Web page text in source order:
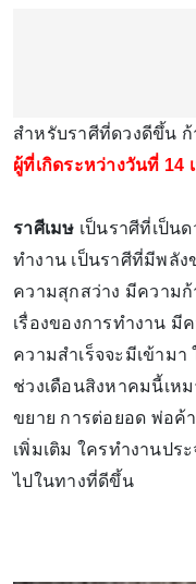
สำหรับราศีที่ดวงดีขึ้น
ผู้ที่เกิดระหว่างวันที่ 14
ราศีเมษ เป็นราศีที่เป็น
ทำงาน เป็นราศีที่มีพลั
ความสุกสว่าง มีความ
เรื่องของการทำงาน มี
ความสำเร็จจะมีเข้าม
ช่วงเดือนสิงหาคมนี้เห
ขยาย การต่อยอด พ่อค้
เพิ่มเติม ใครทำงานปร
ไปในทางที่ดีขึ้น